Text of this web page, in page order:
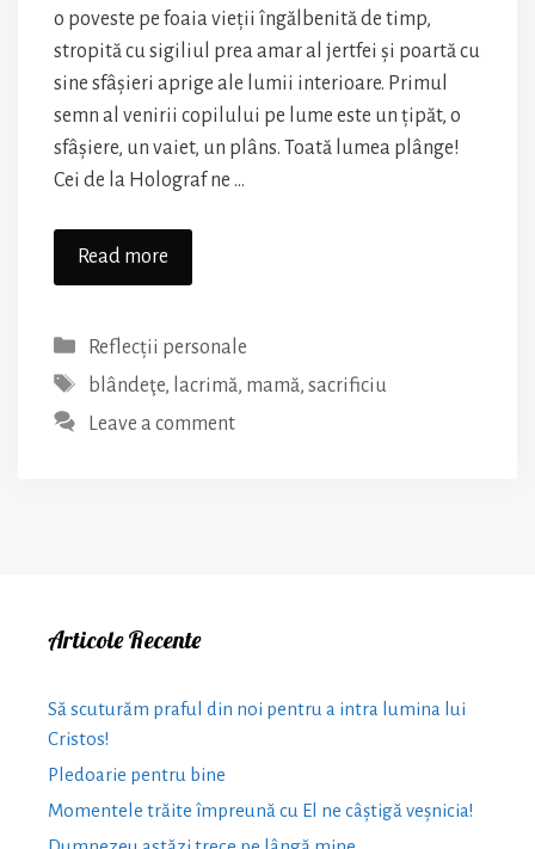
o poveste pe foaia vieții îngălbenită de timp,
stropită cu sigiliul prea amar al jertfei și poartă cu
sine sfâșieri aprige ale lumii interioare. Primul
semn al venirii copilului pe lume este un țipăt, o
sfâșiere, un vaiet, un plâns. Toată lumea plânge!
Cei de la Holograf ne …
Read more
plâng,
nu
se
plâng
Categories
Reflecții personale
Tags
blândeţe, lacrimă, mamă, sacrificiu
Leave a comment
Articole Recente
Să scuturăm praful din noi pentru a intra lumina lui
Cristos!
Pledoarie pentru bine
Momentele trăite împreună cu El ne câștigă veșnicia!